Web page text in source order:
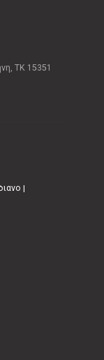
ΤΚ 15351
|